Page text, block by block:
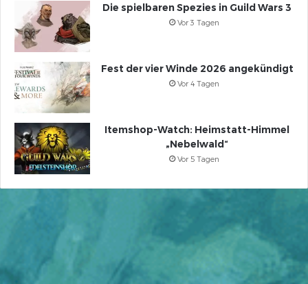
Die spielbaren Spezies in Guild Wars 3
Vor 3 Tagen
Fest der vier Winde 2026 angekündigt
Vor 4 Tagen
Itemshop-Watch: Heimstatt-Himmel
„Nebelwald“
Vor 5 Tagen